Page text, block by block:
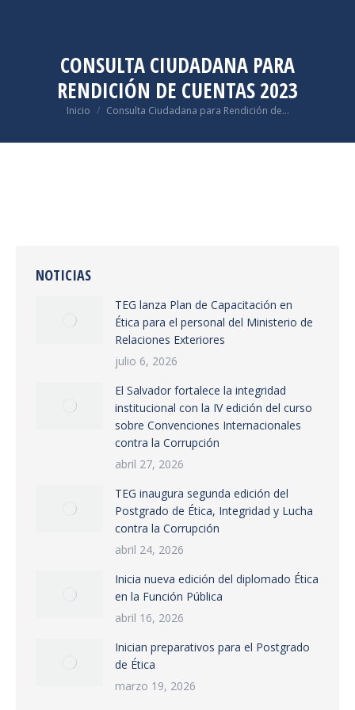
CONSULTA CIUDADANA PARA
RENDICIÓN DE CUENTAS 2023
Estás aquí:
Inicio Consulta Ciudadana para Rendición de…
NOTICIAS
TEG lanza Plan de Capacitación en
Ética para el personal del Ministerio de
Relaciones Exteriores
julio 6, 2026
El Salvador fortalece la integridad
institucional con la IV edición del curso
sobre Convenciones Internacionales
contra la Corrupción
abril 27, 2026
TEG inaugura segunda edición del
Postgrado de Ética, Integridad y Lucha
contra la Corrupción
abril 24, 2026
Inicia nueva edición del diplomado Ética
en la Función Pública
abril 16, 2026
Inician preparativos para el Postgrado
de Ética
marzo 19, 2026